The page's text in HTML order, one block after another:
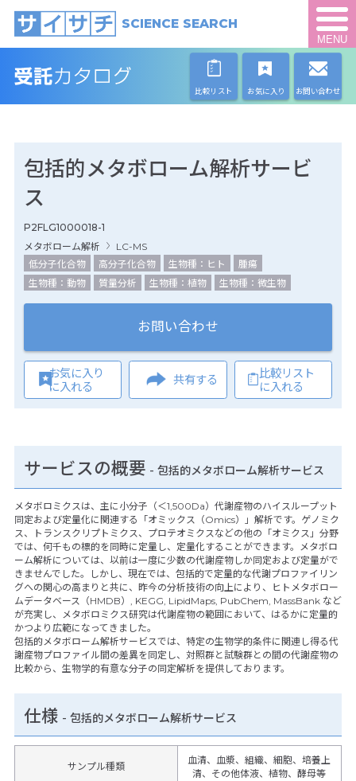
SCIENCE SEARCH
MENU
比較リスト お気に入り お問い合わせ
包括的メタボローム解析サービ
ス
P2FLG1000018-1
メタボローム解析
LC-MS
低分子化合物
高分子化合物 生物種：ヒト
腫瘍
生物種：動物
質量分析 生物種：植物 生物種：微生物
お問い合わせ
お気に入り
に入れる
共有する
比較リスト
に入れる
サービスの概要 - 包括的メタボローム解析サービス
メタボロミクスは、主に小分子（＜1,500Da）代謝産物のハイスループット
同定および定量化に関連する「オミックス（Omics）」解析です。ゲノミク
ス、トランスクリプトミクス、プロテオミクスなどの他の「オミクス」分野
では、何千もの標的を同時に定量し、定量化することができます。メタボロ
ーム解析については、以前は一度に少数の代謝産物しか同定および定量がで
きませんでした。しかし、現在では、包括的で定量的な代謝プロファイリン
グへの関心の高まりと共に、昨今の分析技術の向上により、ヒトメタボロー
ムデータベース（HMDB）, KEGG, LipidMaps, PubChem, MassBank など
が充実し、メタボロミクス研究は代謝産物の範囲において、はるかに定量的
かつより広範になってきました。
包括的メタボローム解析サービスでは、特定の生物学的条件に関連し得る代
謝産物プロファイル間の差異を同定し、対照群と試験群との間の代謝産物の
比較から、生物学的有意な分子の同定解析を提供しております。
仕様 - 包括的メタボローム解析サービス
サンプル種類
血清、血漿、組織、細胞、培養上
清、その他体液、植物、酵母等